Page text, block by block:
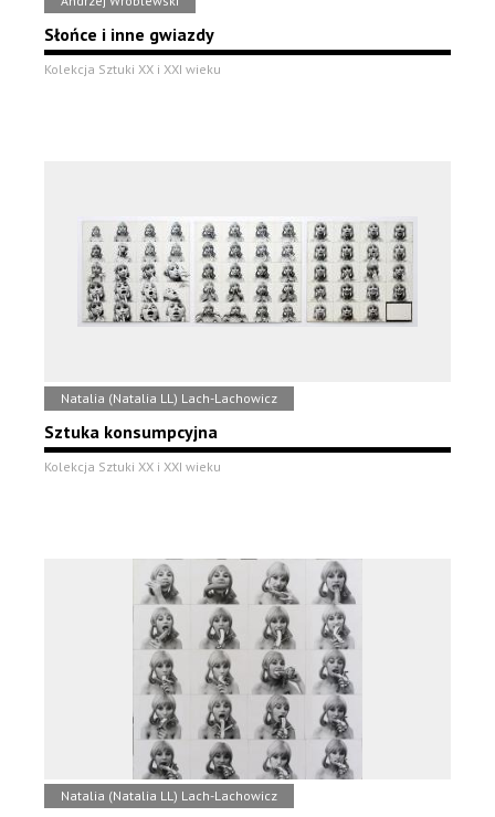
Słońce i inne gwiazdy
Kolekcja Sztuki XX i XXI wieku
Natalia (Natalia LL) Lach-Lachowicz
Sztuka konsumpcyjna
Kolekcja Sztuki XX i XXI wieku
Natalia (Natalia LL) Lach-Lachowicz